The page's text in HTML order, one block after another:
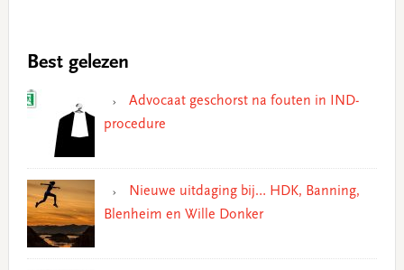
Best gelezen
Advocaat geschorst na fouten in IND-
procedure
Nieuwe uitdaging bij… HDK, Banning,
Blenheim en Wille Donker